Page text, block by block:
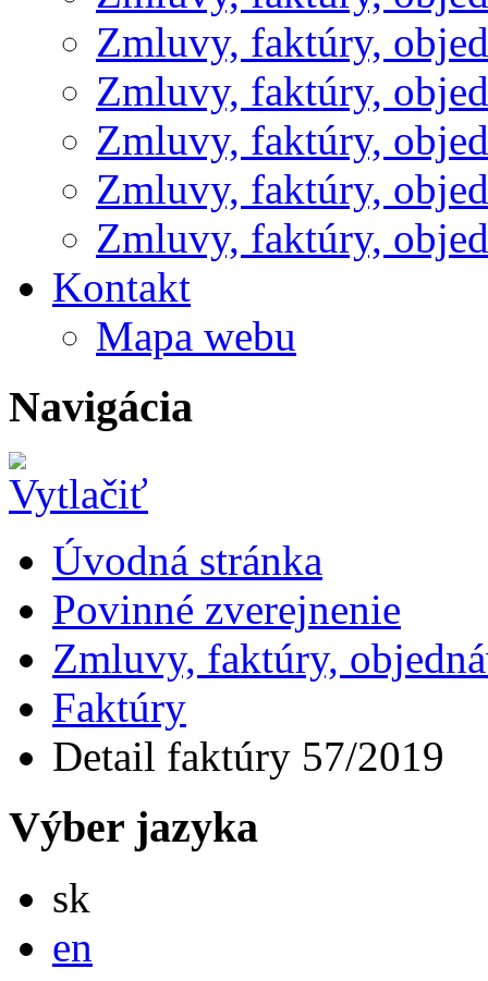
Zmluvy, faktúry,
Zmluvy, faktúry,
Zmluvy, faktúry,
Zmluvy, faktúry,
Zmluvy, faktúry,
Kontakt
Mapa webu
Navigácia
Úvodná stránka
Povinné zverejnenie
Zmluvy, faktúry,
Faktúry
Detail faktúry 57/2019
Výber jazyka
sk
en